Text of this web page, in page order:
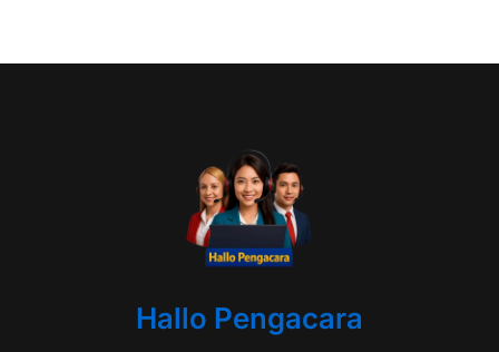
Hallo Pengacara